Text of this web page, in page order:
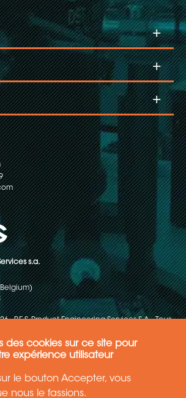
des cookies sur ce site pour
expérience utilisateur
le bouton Accepter, vous
nous le fassions.
s.a.
+
+
+
- P.E.S. Product Engineering Services S.A. - Tous
de protection des données
générales de ventes